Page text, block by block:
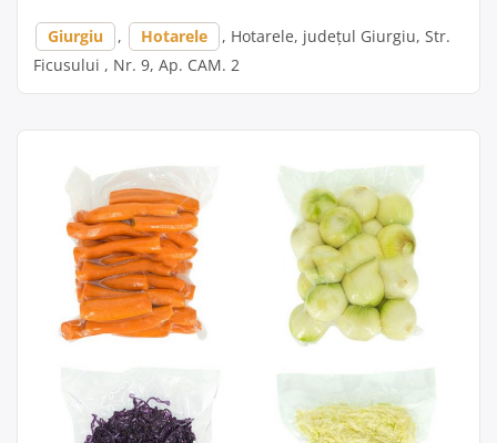
Giurgiu , Hotarele
, Hotarele, județul Giurgiu, Str.
Ficusului , Nr. 9, Ap. CAM. 2